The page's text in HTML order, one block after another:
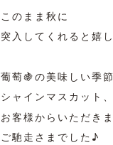
このまま秋に
突入してくれると嬉
葡萄🍇の美味しい季
シャインマスカット、
お客様からいただき
ご馳走さまでした♪